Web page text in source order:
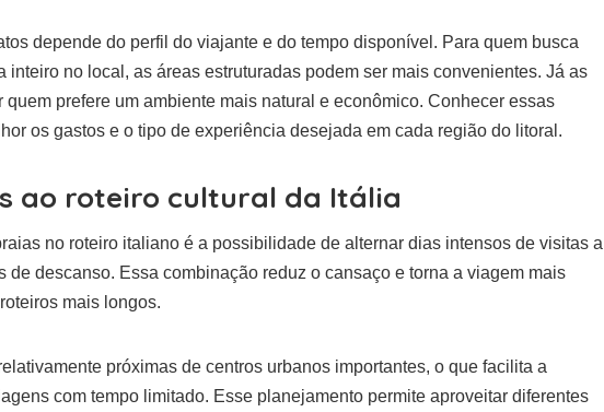
depende do perfil do viajante e do tempo disponível. Para quem busca
inteiro no local, as áreas estruturadas podem ser mais convenientes. Já as
prefere um ambiente mais natural e econômico. Conhecer essas
os gastos e o tipo de experiência desejada em cada região do litoral.
ao roteiro cultural da Itália
no roteiro italiano é a possibilidade de alternar dias intensos de visitas a
de descanso. Essa combinação reduz o cansaço e torna a viagem mais
mais longos.
próximas de centros urbanos importantes, o que facilita a
com tempo limitado. Esse planejamento permite aproveitar diferentes